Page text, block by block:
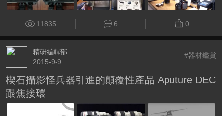
11835 6 0
精研編輯部
2015-9-9
#器材鑑賞
楔石攝影怪兵器引進的顛覆性產品 Aputure DEC
跟焦接環